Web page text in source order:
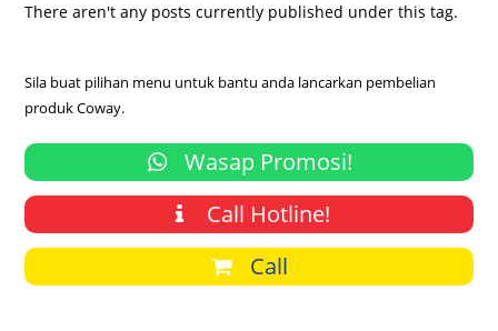
There aren't any posts currently published under this tag.
Sila buat pilihan menu untuk bantu anda lancarkan pembelian
produk Coway.
Wasap Promosi!
Call Hotline!
Call